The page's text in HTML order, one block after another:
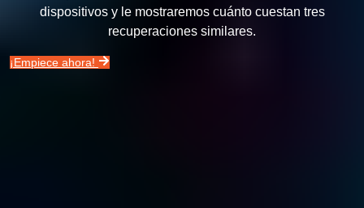
dispositivos y le mostraremos cuánto cuestan tres
recuperaciones similares.
¡Empiece ahora!